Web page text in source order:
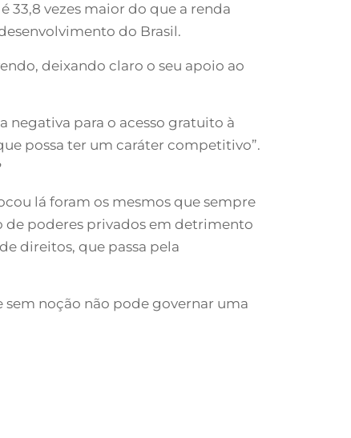
33,8 vezes maior do que a renda
do Brasil.
deixando claro o seu apoio ao
negativa para o acesso gratuito à
possa ter um caráter competitivo”.
lá foram os mesmos que sempre
de poderes privados em detrimento
direitos, que passa pela
sem noção não pode governar uma